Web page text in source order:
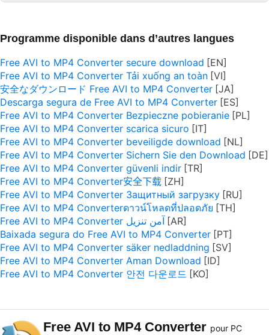
Programme disponible dans d’autres langues
Free AVI to MP4 Converter secure download
Free AVI to MP4 Converter Tải xuống an toàn
安全なダウンロード Free AVI to MP4 Converter
Descarga segura de Free AVI to MP4 Converter
Free AVI to MP4 Converter Bezpieczne pobieranie
Free AVI to MP4 Converter scarica sicuro
Free AVI to MP4 Converter beveiligde download
Free AVI to MP4 Converter Sichern Sie den Download
Free AVI to MP4 Converter güvenli indir
Free AVI to MP4 Converter安全下载
Free AVI to MP4 Converter Защитный загрузку
Free AVI to MP4 Converterดาวน์โหลดที่ปลอดภัย
Free AVI to MP4 Converter آمن تنزيل
Baixada segura do Free AVI to MP4 Converter
Free AVI to MP4 Converter säker nedladdning
Free AVI to MP4 Converter Aman Download
Free AVI to MP4 Converter 안전 다운로드
Free AVI to MP4 Converter pour PC